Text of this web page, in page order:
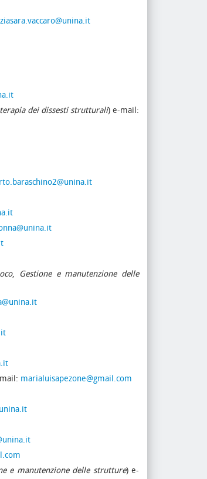
dei dissesti strutturali) e-mail:
, Gestione e manutenzione delle
marialuisapezone@gmail.com
e manutenzione delle strutture) e-